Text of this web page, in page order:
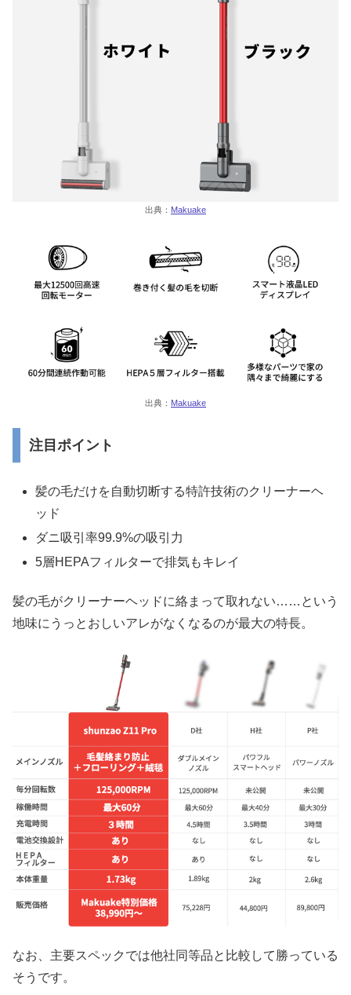
出典： Makuake
出典： Makuake
注目ポイント
髪の毛だけを自動切断する特許技術のクリーナーヘ
ッド
ダニ吸引率99.9%の吸引力
5層HEPAフィルターで排気もキレイ
髪の毛がクリーナーヘッドに絡まって取れない……という
地味にうっとおしいアレがなくなるのが最大の特長。
なお、主要スペックでは他社同等品と比較して勝っている
そうです。